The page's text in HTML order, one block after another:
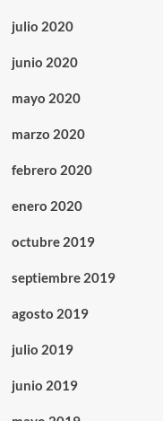
julio 2020
junio 2020
mayo 2020
marzo 2020
febrero 2020
enero 2020
octubre 2019
septiembre 2019
agosto 2019
julio 2019
junio 2019